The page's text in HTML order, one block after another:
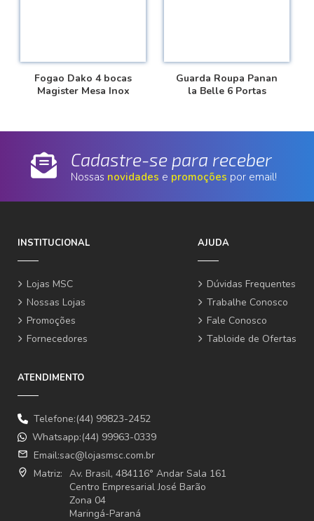
Fogao Dako 4 bocas
Magister Mesa Inox
Guarda Roupa Panan
la Belle 6 Portas
Cadastre-se para receber
Nossas novidades e promoções por email!
INSTITUCIONAL
Lojas MSC
Nossas Lojas
Promoções
Fornecedores
AJUDA
Dúvidas Frequentes
Trabalhe Conosco
Fale Conosco
Tabloide de Ofertas
ATENDIMENTO
Telefone:(44) 99823-2452
Whatsapp:(44) 99963-0339
email Email:sac@lojasmsc.com.br
where_to_vote Matriz: Av. Brasil, 484116° Andar Sala 161
Centro Empresarial José Barão
Zona 04
Maringá-Paraná